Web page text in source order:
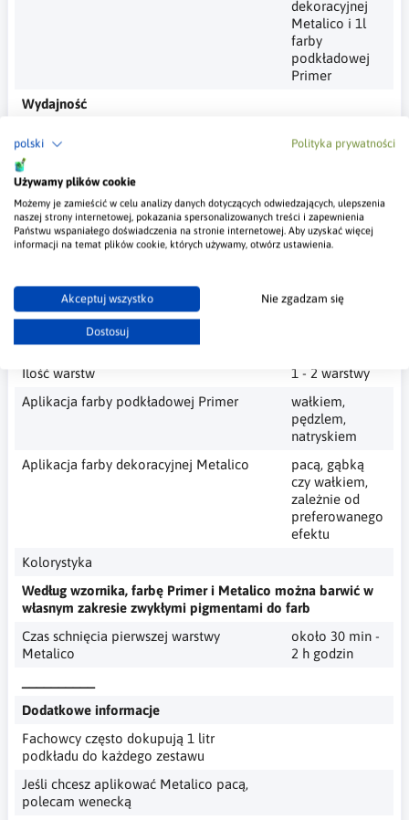
polski Polityka prywatności
Używamy plików cookie
Możemy je zamieścić w celu analizy danych dotyczących odwiedzających, ulepszenia
naszej strony internetowej, pokazania spersonalizowanych treści i zapewnienia
Państwu wspaniałego doświadczenia na stronie internetowej. Aby uzyskać więcej
informacji na temat plików cookie, których używamy, otwórz ustawienia.
Akceptuj wszystko Nie zgadzam się
Dostosuj
dekoracyjnej
Metalico i 1l
farby
podkładowej
Primer
Wydajność
zależności od
Pędzel/wałek
10-20 m2 (w
zależności od
struktury
15-25 m2 (w
zależności o
Ilość warstw
1 - 2 warstwy
Aplikacja farby podkładowej Primer
wałkiem,
pędzlem,
natryskiem
Aplikacja farby dekoracyjnej Metalico
pacą, gąbką
czy wałkiem,
zależnie od
preferowanego
efektu
Kolorystyka
Według wzornika, farbę Primer i Metalico można barwić w
własnym zakresie zwykłymi pigmentami do farb
Czas schnięcia pierwszej warstwy
Metalico
około 30 min -
2 h godzin
Dodatkowe informacje
Fachowcy często dokupują 1 litr
podkładu do każdego zestawu
Jeśli chcesz aplikować Metalico pacą,
polecam wenecką